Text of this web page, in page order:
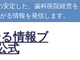
安定した、歯科医院経営を
る情報を発信します。
情報ブ
式